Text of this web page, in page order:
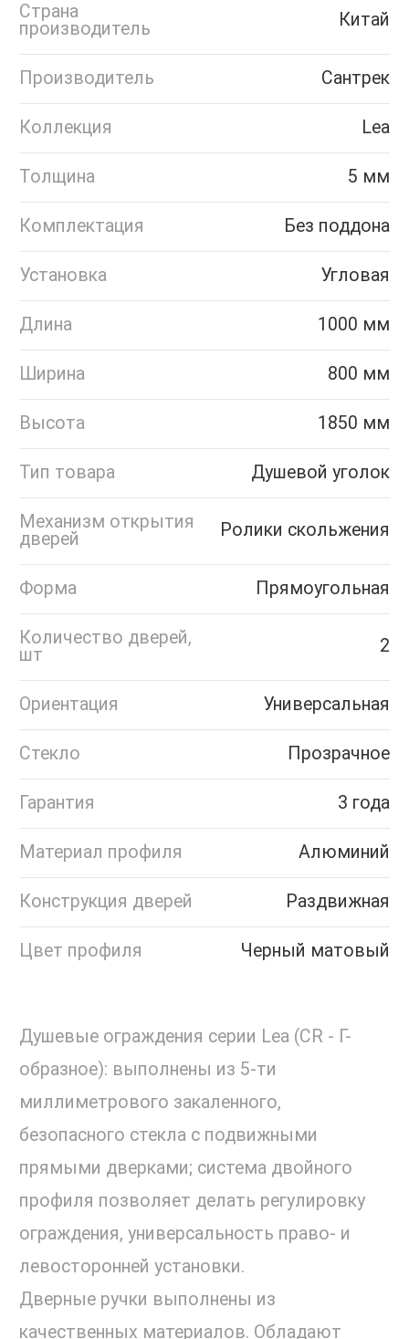
Страна
производитель
Китай
Производитель Сантрек
Коллекция Lea
Толщина 5 мм
Комплектация Без поддона
Установка Угловая
Длина 1000 мм
Ширина 800 мм
Высота 1850 мм
Тип товара Душевой уголок
Механизм открытия
дверей
Ролики скольжения
Форма Прямоугольная
Количество дверей,
шт
2
Ориентация Универсальная
Стекло Прозрачное
Гарантия 3 года
Материал профиля Алюминий
Конструкция дверей Раздвижная
Цвет профиля Черный матовый
Душевые ограждения серии Lea (СR - Г-
образное): выполнены из 5-ти
миллиметрового закаленного,
безопасного стекла с подвижными
прямыми дверками; система двойного
профиля позволяет делать регулировку
ограждения, универсальность право- и
левосторонней установки.
Дверные ручки выполнены из
качественных материалов. Обладают